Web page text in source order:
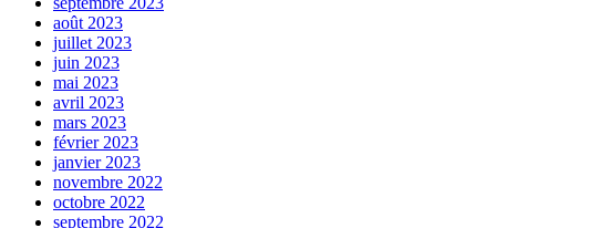
août 2023
juillet 2023
juin 2023
mai 2023
avril 2023
mars 2023
février 2023
janvier 2023
novembre 2022
octobre 2022
septembre 2022